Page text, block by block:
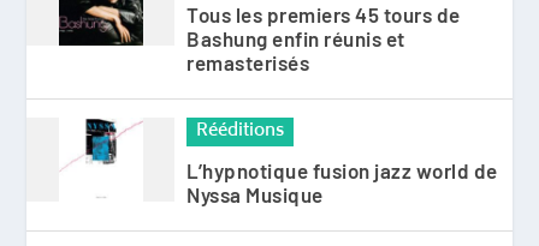
Tous les premiers 45 tours de
Bashung enfin réunis et
remasterisés
Rééditions
L’hypnotique fusion jazz world de
Nyssa Musique